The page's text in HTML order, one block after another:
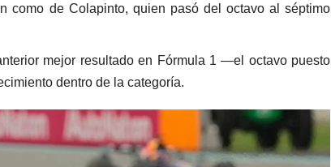
como de Colapinto, quien pasó del octavo al séptimo
mejor resultado en Fórmula 1 —el octavo puesto
dentro de la categoría.